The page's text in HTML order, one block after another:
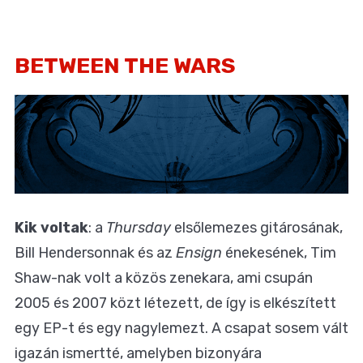
BETWEEN THE WARS
Kik voltak: a Thursdayelsőlemezes gitárosának,
Bill Hendersonnak és az Ensign énekesének, Tim
Shaw-nak volt a közös zenekara, ami csupán
2005 és 2007 közt létezett, de így is elkészített
egy EP-t és egy nagylemezt. A csapat sosem vált
igazán ismertté, amelyben bizonyára